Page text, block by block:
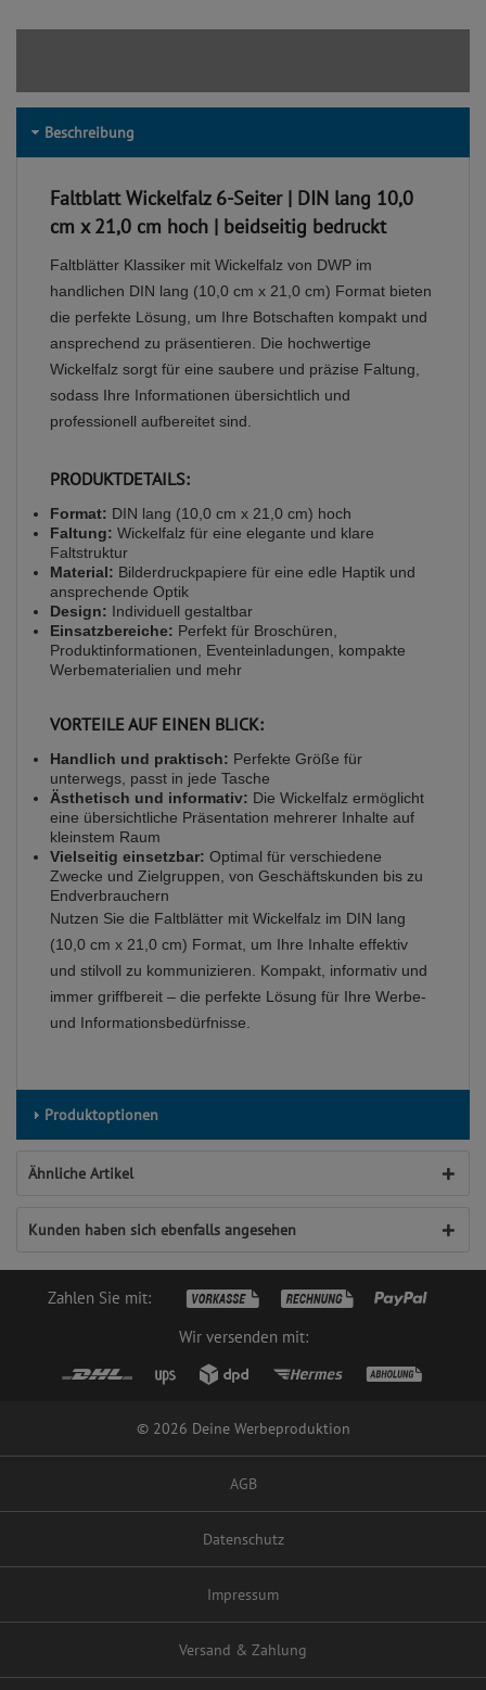
Beschreibung
Faltblatt Wickelfalz 6-Seiter | DIN lang 10,0
cm x 21,0 cm hoch | beidseitig bedruckt
Faltblätter Klassiker mit Wickelfalz von DWP im
handlichen DIN lang (10,0 cm x 21,0 cm) Format bieten
die perfekte Lösung, um Ihre Botschaften kompakt und
ansprechend zu präsentieren. Die hochwertige
Wickelfalz sorgt für eine saubere und präzise Faltung,
sodass Ihre Informationen übersichtlich und
professionell aufbereitet sind.
PRODUKTDETAILS:
Format: DIN lang (10,0 cm x 21,0 cm) hoch
Faltung: Wickelfalz für eine elegante und klare
Faltstruktur
Material: Bilderdruckpapiere für eine edle Haptik und
ansprechende Optik
Design: Individuell gestaltbar
Einsatzbereiche: Perfekt für Broschüren,
Produktinformationen, Eventeinladungen, kompakte
Werbematerialien und mehr
VORTEILE AUF EINEN BLICK:
Handlich und praktisch: Perfekte Größe für
unterwegs, passt in jede Tasche
Ästhetisch und informativ: Die Wickelfalz ermöglicht
eine übersichtliche Präsentation mehrerer Inhalte auf
kleinstem Raum
Vielseitig einsetzbar: Optimal für verschiedene
Zwecke und Zielgruppen, von Geschäftskunden bis zu
Endverbrauchern
Nutzen Sie die Faltblätter mit Wickelfalz im DIN lang
(10,0 cm x 21,0 cm) Format, um Ihre Inhalte effektiv
und stilvoll zu kommunizieren. Kompakt, informativ und
immer griffbereit – die perfekte Lösung für Ihre Werbe-
und Informationsbedürfnisse.
Produktoptionen
Ähnliche Artikel
Kunden haben sich ebenfalls angesehen
Zahlen Sie mit:
Wir versenden mit:
© 2026 Deine Werbeproduktion
AGB
Datenschutz
Impressum
Versand & Zahlung